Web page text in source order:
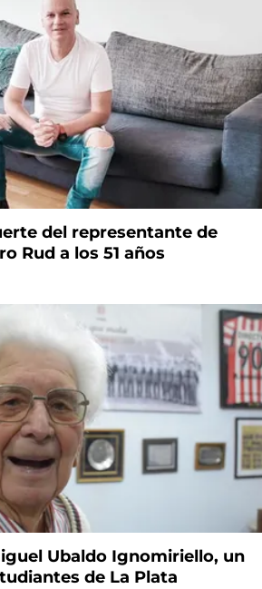
del representante de
Rud a los 51 años
Ubaldo Ignomiriello, un
de La Plata